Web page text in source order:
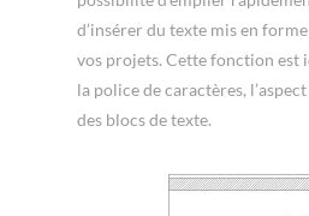
d’insérer du texte mis en
vos projets. Cette fonction est
la police de caractères,
des blocs de texte.